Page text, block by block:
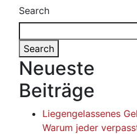
Search
Search
Neueste
Beiträge
Liegengelassenes
Warum jeder